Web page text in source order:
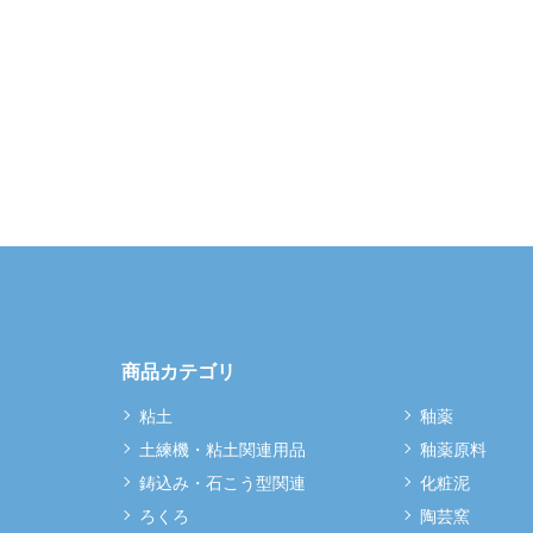
商品カテゴリ
粘土
土練機・粘土関連用品
鋳込み・石こう型関連
ろくろ
釉薬
釉薬原料
化粧泥
陶芸窯